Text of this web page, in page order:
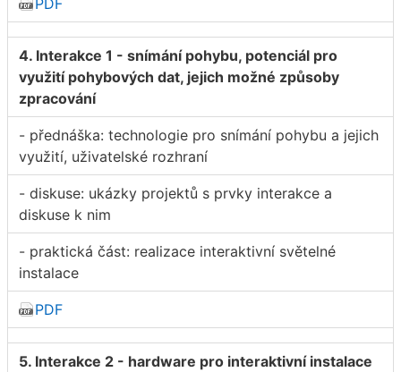
4. Interakce 1 - snímání pohybu, potenciál pro
využití pohybových dat, jejich možné způsoby
zpracování
- přednáška: technologie pro snímání pohybu a jejich
využití, uživatelské rozhraní
- diskuse: ukázky projektů s prvky interakce a
diskuse k nim
- praktická část: realizace interaktivní světelné
instalace
PDF
5. Interakce 2 - hardware pro interaktivní instalace